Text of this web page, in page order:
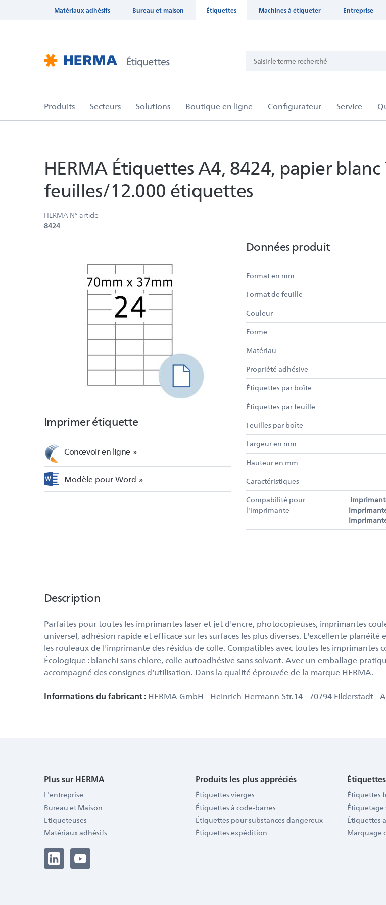
Matériaux adhésifs Bureau et maison Étiquettes Machines à étiqueter Entreprise
HERMA Étiquettes A4, 8424, papier
feuilles/12.000 étiquettes
HERMA N° article
8424
Imprimer étiquette
Concevoir en ligne
Modèle pour Word
Données produit
Format en mm
Format de feuille
Couleur
Forme
Matériau
Propriété adhésive
Étiquettes par boîte
Étiquettes par feuille
Feuilles par boîte
Largeur en mm
Hauteur en mm
Caractéristiques
Compabilité pour
l'imprimante
Description
Parfaites pour toutes les imprimantes laser et jet d'encre, photocopieuses, imprimantes
universel, adhésion rapide et efficace sur les surfaces les plus diverses. L'excellente
les rouleaux de l'imprimante des résidus de colle. Compatibles avec toutes les
Écologique : blanchi sans chlore, colle autoadhésive sans solvant. Avec un emballage
accompagné des consignes d'utilisation. Dans la qualité éprouvée de la marque HERMA.
Informations du fabricant : HERMA GmbH - Heinrich-Hermann-Str.14 - 70794 Filderstadt -
Plus sur HERMA
L'entreprise
Bureau et Maison
Etiqueteuses
Matériaux adhésifs
Produits les plus appréciés
Étiquettes vierges
Étiquettes à code-barres
Étiquettes pour substances dangereux
Étiquettes expédition
Étiquettes
Étiquetage
Étiquettes
Marquage